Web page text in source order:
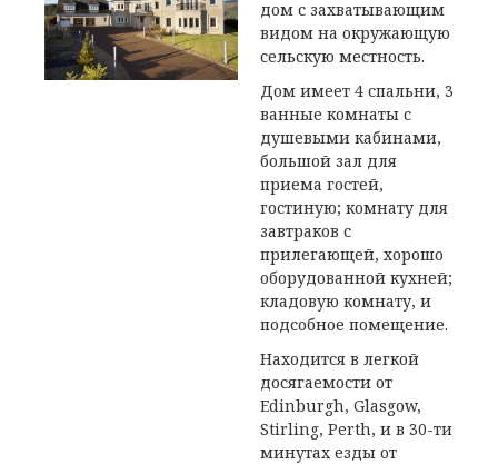
дом с захватывающим
видом на окружающую
сельскую местность.
Дом имеет 4 спальни, 3
ванные комнаты с
душевыми кабинами,
большой зал для
приема гостей,
гостиную; комнату для
завтраков с
прилегающей, хорошо
оборудованной кухней;
кладовую комнату, и
подсобное помещение.
Находится в легкой
досягаемости от
Edinburgh, Glasgow,
Stirling, Perth, и в 30-ти
минутах езды от